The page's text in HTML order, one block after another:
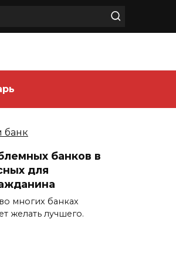
банков в
для
многих банках
желать лучшего.